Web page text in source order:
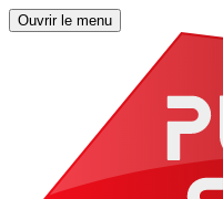
Ouvrir le menu